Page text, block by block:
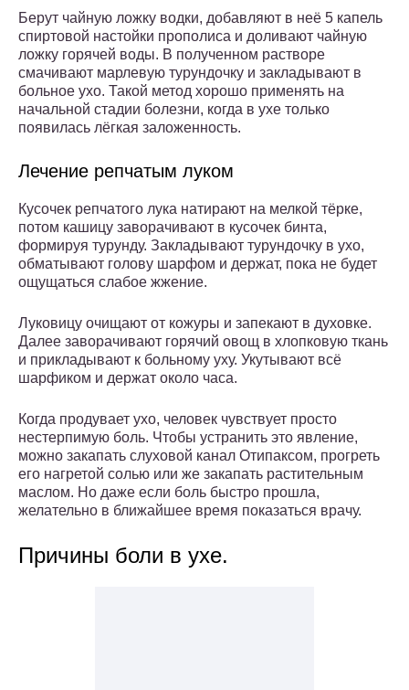
Берут чайную ложку водки, добавляют в неё 5 капель
спиртовой настойки прополиса и доливают чайную
ложку горячей воды. В полученном растворе
смачивают марлевую турундочку и закладывают в
больное ухо. Такой метод хорошо применять на
начальной стадии болезни, когда в ухе только
появилась лёгкая заложенность.
Лечение репчатым луком
Кусочек репчатого лука натирают на мелкой тёрке,
потом кашицу заворачивают в кусочек бинта,
формируя турунду. Закладывают турундочку в ухо,
обматывают голову шарфом и держат, пока не будет
ощущаться слабое жжение.
Луковицу очищают от кожуры и запекают в духовке.
Далее заворачивают горячий овощ в хлопковую ткань
и прикладывают к больному уху. Укутывают всё
шарфиком и держат около часа.
Когда продувает ухо, человек чувствует просто
нестерпимую боль. Чтобы устранить это явление,
можно закапать слуховой канал Отипаксом, прогреть
его нагретой солью или же закапать растительным
маслом. Но даже если боль быстро прошла,
желательно в ближайшее время показаться врачу.
Причины боли в ухе.